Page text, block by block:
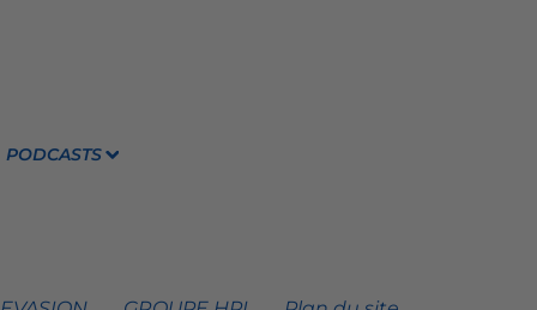
PODCASTS